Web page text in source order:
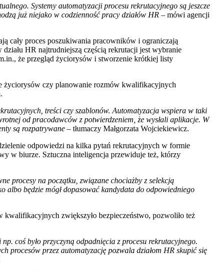
Systemy automatyzacji procesu rekrutacyjnego są jeszcze
już niejako w codzienność pracy działów HR – mówi agencji
cały proces poszukiwania pracowników i ograniczają
HR najtrudniejszą częścią rekrutacji jest wybranie
że przegląd życiorysów i stworzenie krótkiej listy
życiorysów czy planowanie rozmów kwalifikacyjnych
treści czy szablonów. Automatyzacja wspiera w taki
od pracodawców z potwierdzeniem, że wysłali aplikacje. W
są rozpatrywane – tłumaczy Małgorzata Wojciekiewicz.
odpowiedzi na kilka pytań rekrutacyjnych w formie
w biurze. Sztuczna inteligencja przewiduje też, którzy
procesy na początku, związane chociażby z selekcją
albo będzie mógł dopasować kandydata do odpowiedniego
zwiększyło bezpieczeństwo, pozwoliło też
coś było przyczyną odpadnięcia z procesu rekrutacyjnego.
procesów przez automatyzację pozwala działom HR skupić się